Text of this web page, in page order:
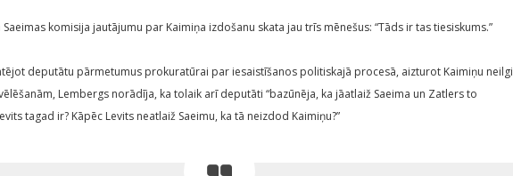
Saeimas komisija jautājumu par Kaimiņa izdošanu skata jau trīs mēnešus: “Tāds ir tas tiesiskums.”
deputātu pārmetumus prokuratūrai par iesaistīšanos politiskajā procesā, aizturot Kaimiņu neilgi
Lembergs norādīja, ka tolaik arī deputāti “bazūnēja, ka jāatlaiž Saeima un Zatlers to
tagad ir? Kāpēc Levits neatlaiž Saeimu, ka tā neizdod Kaimiņu?”